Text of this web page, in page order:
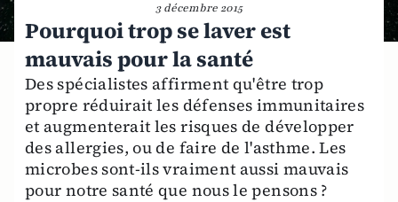
3 décembre 2015
Pourquoi trop se laver est
mauvais pour la santé
Des spécialistes affirment qu'être trop
propre réduirait les défenses immunitaires
et augmenterait les risques de développer
des allergies, ou de faire de l'asthme. Les
microbes sont-ils vraiment aussi mauvais
pour notre santé que nous le pensons ?